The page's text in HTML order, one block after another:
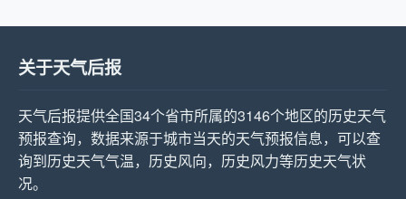
关于天气后报
天气后报提供全国34个省市所属的3146个地区的历史天气
预报查询，数据来源于城市当天的天气预报信息，可以查
询到历史天气气温，历史风向，历史风力等历史天气状
况。